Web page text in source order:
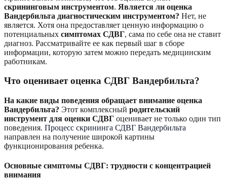
скрининговым инструментом. Является ли оценка
Вандербильта диагностическим инструментом? Нет, не
является. Хотя она предоставляет ценную информацию о
потенциальных симптомах СДВГ, сама по себе она не ставит
диагноз. Рассматривайте ее как первый шаг в сборе
информации, которую затем можно передать медицинским
работникам.
Что оценивает оценка СДВГ Вандербильта?
На какие виды поведения обращает внимание оценка
Вандербильта? Этот комплексный родительский
инструмент для оценки СДВГ оценивает не только один тип
поведения. Процесс скрининга СДВГ Вандербильта
направлен на получение широкой картины
функционирования ребенка.
Основные симптомы СДВГ: трудности с концентрацией
внимания